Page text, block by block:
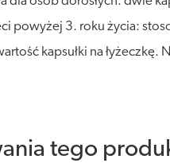
powyżej 3. roku życia:
kapsułki na
tego